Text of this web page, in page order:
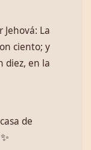
Jehová: La
ciento; y
diez, en la
de
✨